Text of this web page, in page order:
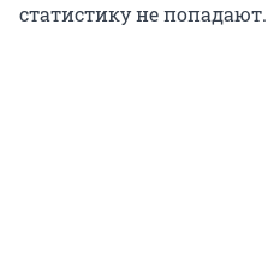
статистику не попадают.